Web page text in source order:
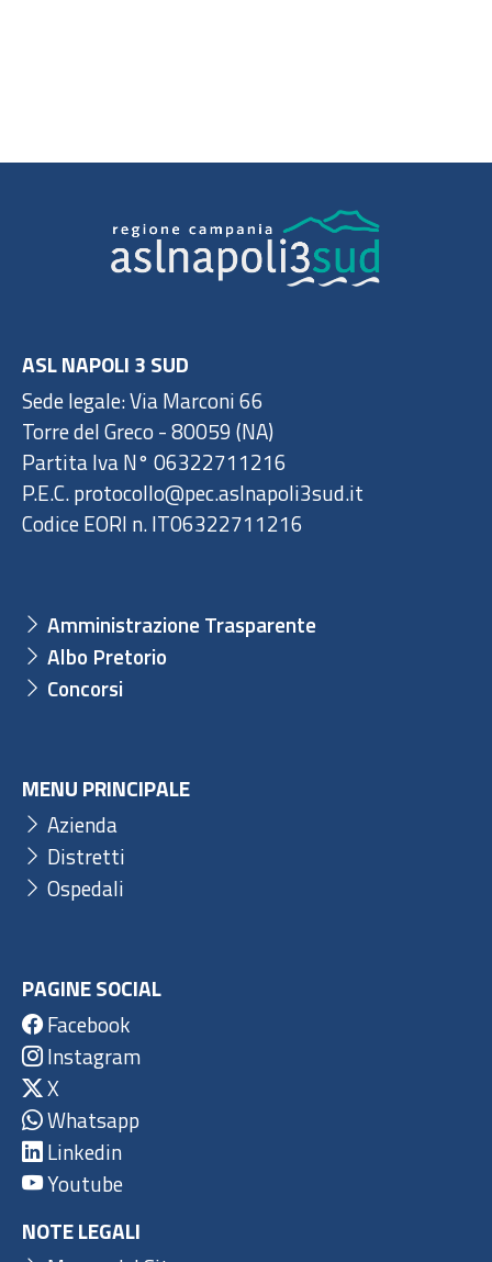
ASL NAPOLI 3 SUD
Sede legale: Via Marconi 66
Torre del Greco - 80059 (NA)
Partita Iva N° 06322711216
P.E.C. protocollo@pec.aslnapoli3sud.it
Codice EORI n. IT06322711216
Amministrazione Trasparente
Albo Pretorio
Concorsi
MENU PRINCIPALE
Azienda
Distretti
Ospedali
PAGINE SOCIAL
Facebook
Instagram
X
Whatsapp
Linkedin
Youtube
NOTE LEGALI